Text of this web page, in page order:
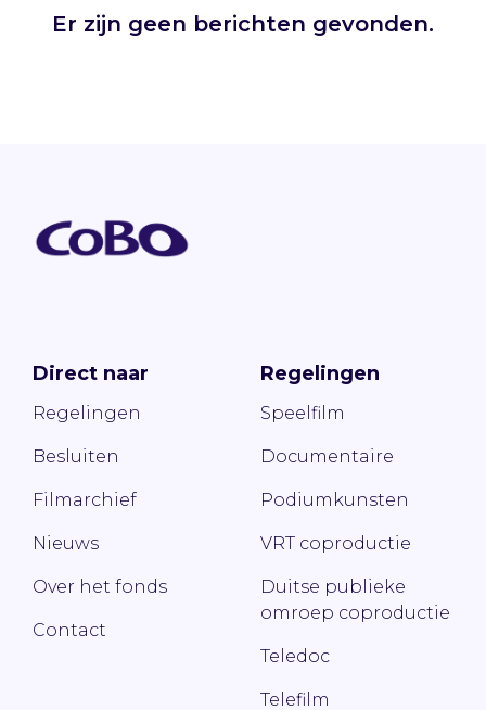
Er zijn geen berichten gevonden.
Direct naar
Regelingen
Besluiten
Filmarchief
Nieuws
Over het fonds
Contact
Regelingen
Speelfilm
Documentaire
Podiumkunsten
VRT coproductie
Duitse publieke
omroep coproductie
Teledoc
Telefilm